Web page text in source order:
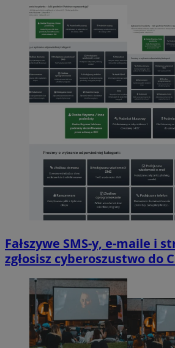
Fałszywe SMS-y, e-maile i
zgłosisz cyberoszustwo do